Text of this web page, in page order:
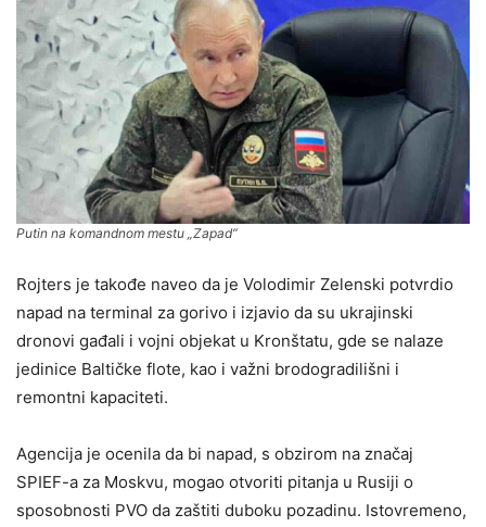
Putin na komandnom mestu „Zapad“
Rojters je takođe naveo da je Volodimir Zelenski potvrdio
napad na terminal za gorivo i izjavio da su ukrajinski
dronovi gađali i vojni objekat u Kronštatu, gde se nalaze
jedinice Baltičke flote, kao i važni brodogradilišni i
remontni kapaciteti.
Agencija je ocenila da bi napad, s obzirom na značaj
SPIEF-a za Moskvu, mogao otvoriti pitanja u Rusiji o
sposobnosti PVO da zaštiti duboku pozadinu. Istovremeno,